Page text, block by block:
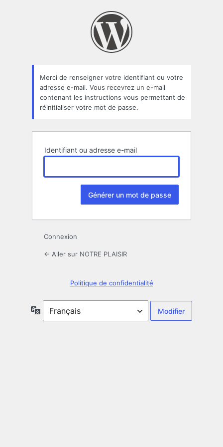
oublié
Merci de renseigner votre identifiant ou votre
adresse e-mail. Vous recevrez un e-mail
contenant les instructions vous permettant de
réinitialiser votre mot de passe.
Identifiant ou adresse e-mail
Connexion
← Aller sur NOTRE PLAISIR
Politique de confidentialité
Langue